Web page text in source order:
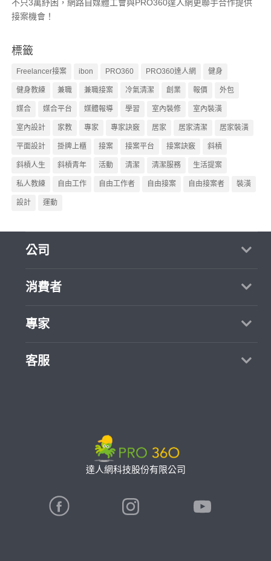
不只3萬紓困，網路自媒體工會與PRO360達人網更聯手合作提供
接案機會！
標籤
Freelancer接案 ibon PRO360 PRO360達人網 健身
健身教練 兼職 兼職接案 冷氣清潔 創業 報價 外包
媒合 媒合平台 媒體報導 學習 室內裝修 室內裝潢
室內設計 家教 專家 專家訣竅 居家 居家清潔 居家裝潢
平面設計 掛牌上櫃 接案 接案平台 接案訣竅 斜槓
斜槓人生 斜槓青年 活動 清潔 清潔服務 生活提案
私人教練 自由工作 自由工作者 自由接案 自由接案者 裝潢
設計 運動
達人網科技股份有限公司
公司
關於我們
部落格
加入我們
消費者
買服務
熱門服務
關鍵字搜尋
專家
找案件
特約專家
客服
信任與保障